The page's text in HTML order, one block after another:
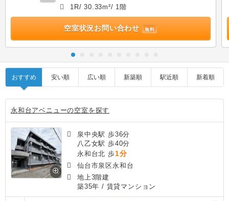
1R/ 30.33m²/ 1階
空室状況お問い合わせ 無料
おすすめ 安い順 広い順 新築順 駅近順 新着順
永和台アベニューの空室を探す
泉中央駅 歩36分
八乙女駅 歩40分
永和台北 歩1分
仙台市泉区永和台
地上3階建
築35年 / 賃貸マンション